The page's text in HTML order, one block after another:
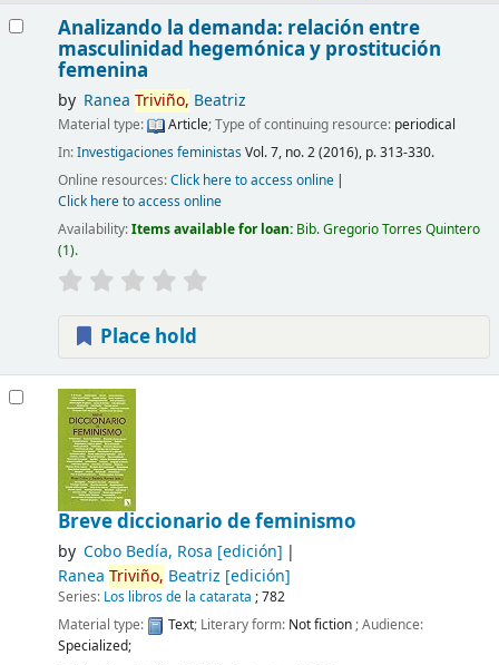
Analizando la demanda: relación entre
masculinidad hegemónica y prostitución
femenina
by Ranea Triviño, Beatriz
Material type: Article; Type of continuing resource: periodical
In:Investigaciones feministasVol. 7, no. 2 (2016), p. 313-330.
Online resources:Click here to access online
Click here to access online
Availability:Items available for loan: Bib. Gregorio Torres Quintero
(1).
Place hold
Breve diccionario de feminismo
by Cobo Bedía, Rosa [edición]
Ranea Triviño, Beatriz [edición]
Series: Los libros de la catarata ; 782
Material type:
Text; Literary form: Not fiction; Audience:
Specialized;